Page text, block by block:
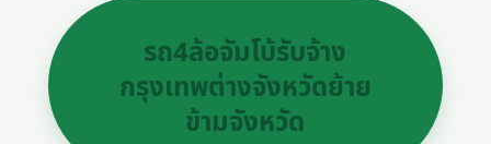
รถ4ล้อจัมโบ้รับจ้าง
กรุงเทพต่างจังหวัดย้าย
ข้ามจังหวัด